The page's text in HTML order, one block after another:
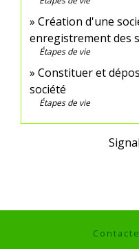
Création d'une
enregistrement des
Étapes de vie
Constituer et
société
Étapes de vie